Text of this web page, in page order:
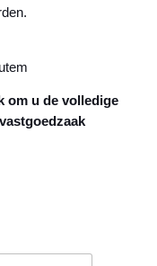
om u de volledige